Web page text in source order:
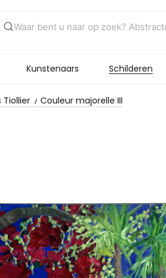
Kunstenaars Schilderen
Tiollier Couleur majorelle III